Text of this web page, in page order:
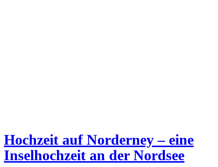
Hochzeit auf Norderney – eine
Inselhochzeit an der Nordsee